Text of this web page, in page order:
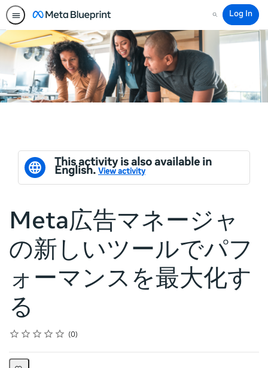
Search
Log In
This activity is also available in
English. View activity
Meta広告マネージャ
の新しいツールでパフ
ォーマンスを最大化す
る
Rating
1 star
2 stars
3 stars
4 stars
5 stars
Average rating: 0 0
No reviews